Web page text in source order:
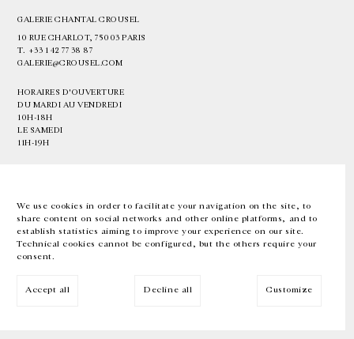
We use cookies in order to facilitate your navigation on the site, to
share content on social networks and other online platforms, and to
establish statistics aiming to improve your experience on our site.
Technical cookies cannot be configured, but the others require your
consent.
Accept all Decline all Customize
GALERIE CHANTAL CROUSEL
10 RUE CHARLOT, 75003 PARIS
T. +33 1 42 77 38 87
GALERIE@CROUSEL.COM
HORAIRES D'OUVERTURE
DU MARDI AU VENDREDI
10H-18H
LE SAMEDI
11H-19H
EN FR 中文 Facebook Instagram
Inscrivez-vous à notre newsletter